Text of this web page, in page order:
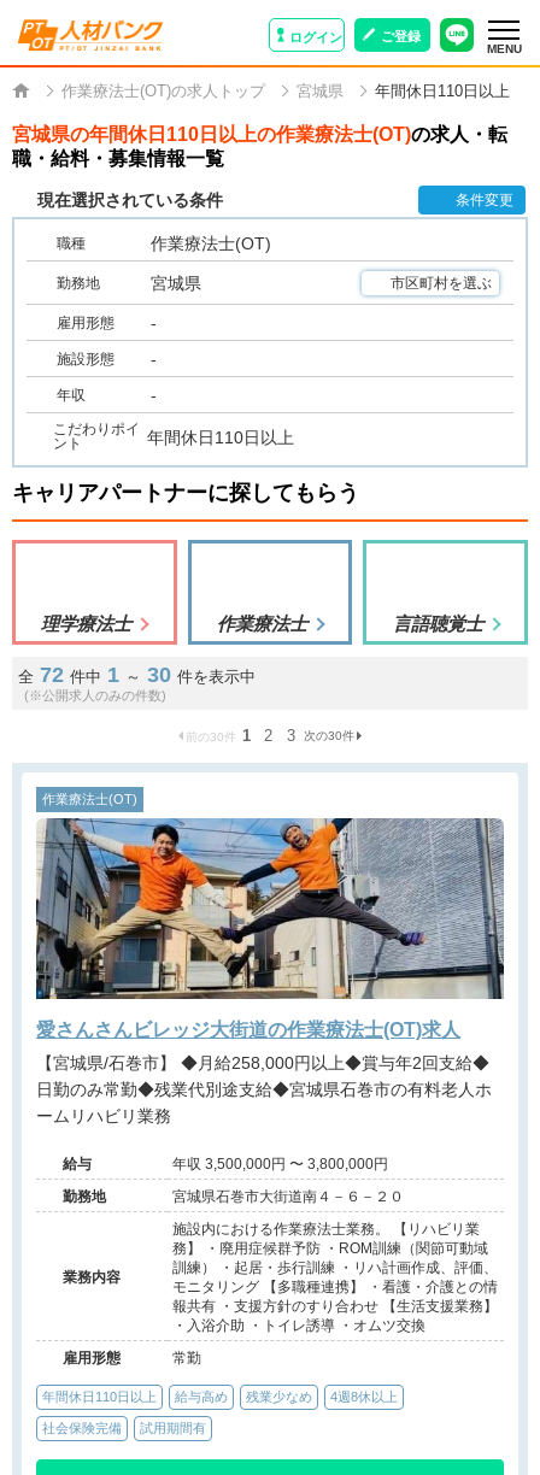
ログイン ご登録
MENU
作業療法士(OT)の求人トップ 宮城県 年間休日110日以上
宮城県の年間休日110日以上の作業療法士(OT)の求人・転
職・給料・募集情報一覧
現在選択されている条件 条件変更
職種 作業療法士(OT)
勤務地 宮城県 市区町村を選ぶ
雇用形態 -
施設形態 -
年収 -
こだわりポイ
ント
年間休日110日以上
キャリアパートナーに探してもらう
理学療法士 作業療法士 言語聴覚士
全 72 件中 1 ～ 30 件を表示中
(※公開求人のみの件数)
前の30件 1 2 3 次の30件
作業療法士(OT)
愛さんさんビレッジ大街道の作業療法士(OT)求人
【宮城県/石巻市】 ◆月給258,000円以上◆賞与年2回支給◆
日勤のみ常勤◆残業代別途支給◆宮城県石巻市の有料老人ホ
ームリハビリ業務
給与
年収 3,500,000円 〜 3,800,000円
勤務地
宮城県石巻市大街道南４－６－２０
業務内容
施設内における作業療法士業務。 【リハビリ業
務】 ・廃用症候群予防 ・ROM訓練（関節可動域
訓練） ・起居・歩行訓練 ・リハ計画作成、評価、
モニタリング 【多職種連携】 ・看護・介護との情
報共有 ・支援方針のすり合わせ 【生活支援業務】
・入浴介助 ・トイレ誘導 ・オムツ交換
雇用形態
常勤
年間休日110日以上 給与高め 残業少なめ 4週8休以上
社会保険完備 試用期間有